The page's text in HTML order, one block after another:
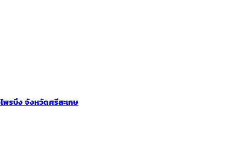
พรบึง จังหวัดศรีสะเกษ